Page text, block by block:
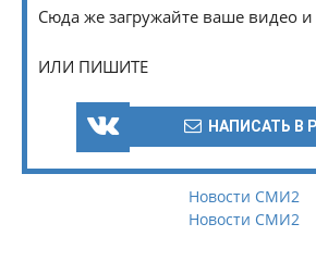
Сюда же загружайте ваше видео
ИЛИ ПИШИТЕ
НАПИСАТЬ В
Новости СМИ2
Новости СМИ2